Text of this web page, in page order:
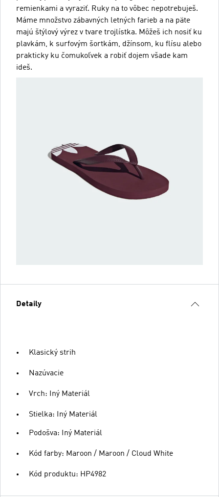
remienkami a vyraziť. Ruky na to vôbec nepotrebuješ.
Máme množstvo zábavných letných farieb a na päte
majú štýlový výrez v tvare trojlístka. Môžeš ich nosiť ku
plavkám, k surfovým šortkám, džínsom, ku flísu alebo
prakticky ku čomukoľvek a robiť dojem všade kam
ideš.
Detaily
Klasický strih
Nazúvacie
Vrch: Iný Materiál
Stielka: Iný Materiál
Podošva: Iný Materiál
Kód farby: Maroon / Maroon / Cloud White
Kód produktu: HP4982